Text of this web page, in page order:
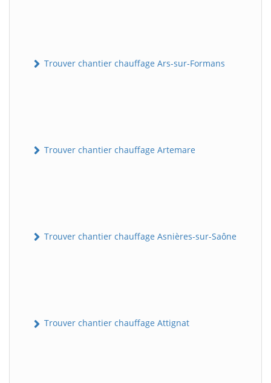
Trouver chantier chauffage Ars-sur-Formans
Trouver chantier chauffage Artemare
Trouver chantier chauffage Asnières-sur-Saône
Trouver chantier chauffage Attignat